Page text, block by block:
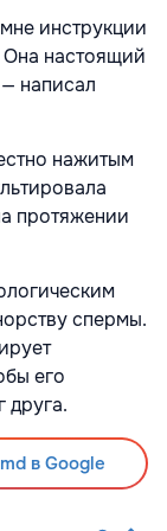
инструкции
Она настоящий
написал
нажитым
протяжении
спермы.
его
друга.
в Google